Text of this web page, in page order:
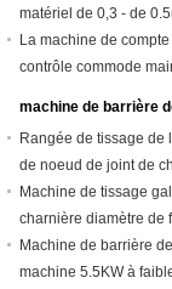
matériel de 0,3 - de
La machine de
contrôle commode
machine de barrière
Rangée de tissage de
de noeud de joint de
Machine de tissage
charnière diamètre de
Machine de barrière
machine 5.5KW à